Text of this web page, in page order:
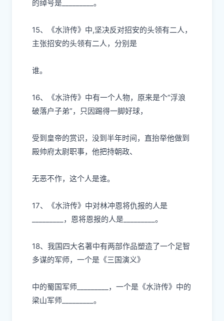
的绰号是 _________。
15、《⽔浒传》中,坚决反对招安的头领有⼆⼈，
主张招安的头领有⼆⼈，分别是
谁。
16、《⽔浒传》中有⼀个⼈物，原来是个“浮浪
破落户⼦弟”，只因踢得⼀脚好球，
受到皇帝的赏识，没到半年时间，直抬举他做到
殿帅府太尉职事，他把持朝政、
⽆恶不作，这个⼈是谁。
17、《⽔浒传》中对林冲恩将仇报的⼈是
_________，恩将恩报的⼈是 _________。
18、我国四⼤名著中有两部作品塑造了⼀个⾜智
多谋的军师， ⼀个是《三国演义》
中的蜀国军师 _________， ⼀个是《⽔浒传》中的
梁⼭军师 _________。